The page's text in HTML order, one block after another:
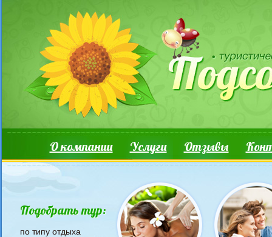
Основные ссылки
О компании Услуги Отзывы
Подобрать тур:
по типу отдыха